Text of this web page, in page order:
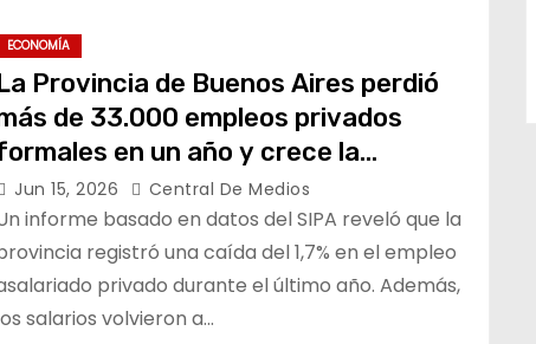
ECONOMÍA
Provincia de Buenos Aires perdió
de 33.000 empleos privados
en un año y crece la
Jun 15, 2026 Central De Medios
informe basado en datos del SIPA reveló que la
registró una caída del 1,7% en el empleo
privado durante el último año. Además,
salarios volvieron a…